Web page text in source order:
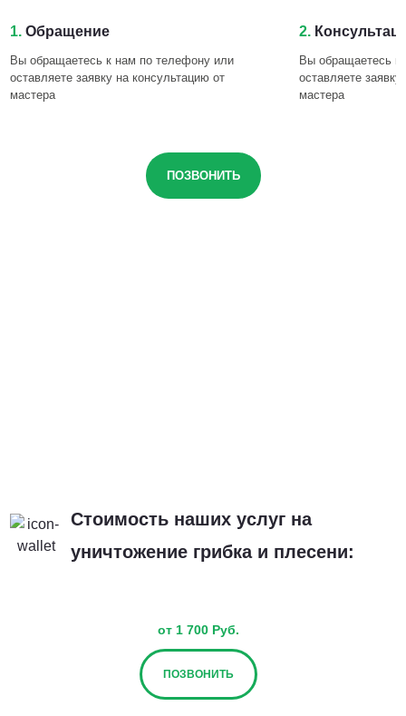
1. Обращение
Вы обращаетесь к нам по телефону или
оставляете заявку на консультацию от
мастера
2.
Вы обращаетесь
оставляете
мастера
ПОЗВОНИТЬ
Стоимость наших услуг на
уничтожение грибка и плесени:
от 1 700 Руб.
ПОЗВОНИТЬ